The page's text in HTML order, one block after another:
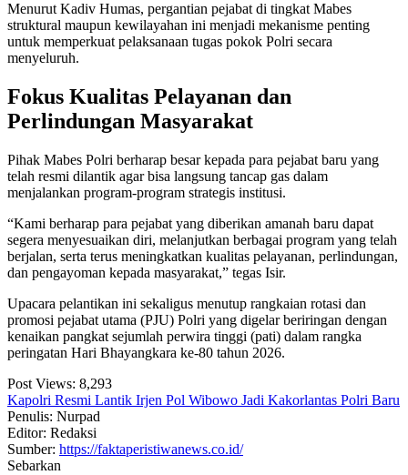
Menurut Kadiv Humas, pergantian pejabat di tingkat Mabes
struktural maupun kewilayahan ini menjadi mekanisme penting
untuk memperkuat pelaksanaan tugas pokok Polri secara
menyeluruh.
Fokus Kualitas Pelayanan dan
Perlindungan Masyarakat
Pihak Mabes Polri berharap besar kepada para pejabat baru yang
telah resmi dilantik agar bisa langsung tancap gas dalam
menjalankan program-program strategis institusi.
“Kami berharap para pejabat yang diberikan amanah baru dapat
segera menyesuaikan diri, melanjutkan berbagai program yang telah
berjalan, serta terus meningkatkan kualitas pelayanan, perlindungan,
dan pengayoman kepada masyarakat,” tegas Isir.
Upacara pelantikan ini sekaligus menutup rangkaian rotasi dan
promosi pejabat utama (PJU) Polri yang digelar beriringan dengan
kenaikan pangkat sejumlah perwira tinggi (pati) dalam rangka
peringatan Hari Bhayangkara ke-80 tahun 2026.
Post Views: 8,293
Kapolri Resmi Lantik Irjen Pol Wibowo Jadi Kakorlantas Polri Baru
Penulis: Nurpad
Editor: Redaksi
Sumber: https://faktaperistiwanews.co.id/
Sebarkan